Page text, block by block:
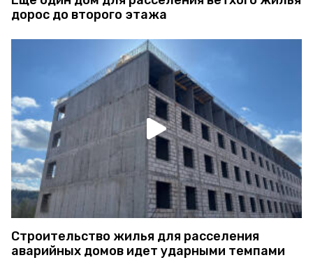
дорос до второго этажа
Строительство жилья для расселения
аварийных домов идет ударными темпами